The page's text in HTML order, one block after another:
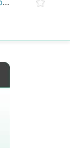
Hva er den største fordelen med å bruke søppel til transport av offer?